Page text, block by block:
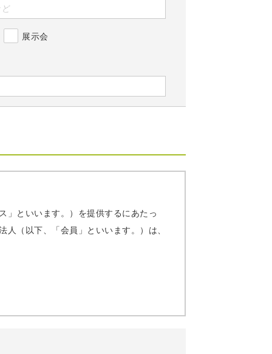
展示会
」といいます。）を提供するにあたっ
（以下、「会員」といいます。）は、